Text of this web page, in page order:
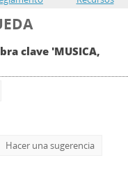
clave 'MUSICA,
Hacer una sugerencia